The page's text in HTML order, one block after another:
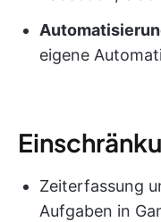
eigene
Zeiterfassung
Aufgaben in